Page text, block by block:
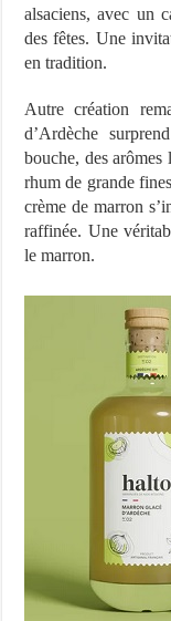
alsaciens, avec un
des fêtes. Une
en tradition.
Autre création
d’Ardèche
bouche, des
rhum de grande
crème de marron
raffinée. Une
le marron.